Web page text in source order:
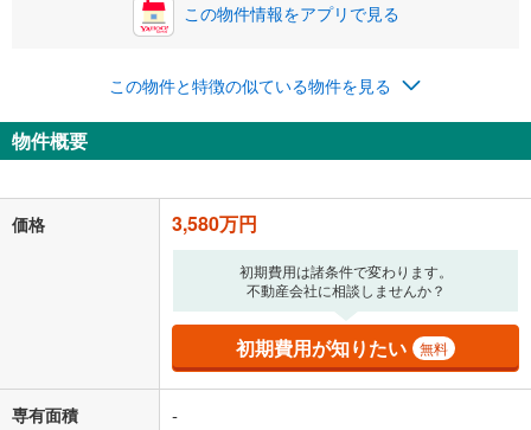
0円
ナス時の増額分（1回分）を入力してください。
ボーナス払いの限度額は金融機関によって異なります。
閉じる
月々の返済額
上、ご自身での入力をお願いいたします。初期設定で自動入力されてい
る値は、実際の金融機関等における貸出金利とは何ら関係がなく、実際
の金融機関等における貸出金利を何ら保証するものではありません。返
済方法「元利均等返済」にて算出しております。入力された金利を35年
適用した場合の計算結果を表示しています。
その他月額費用や、初期費用がかかります。ご注意ください。実際にお
借り入れの際は各金融機関等に、必ずご自身でご確認をお願いいたしま
す。
条件によってお借り入れができないことがあります。
この物件情報をアプリで見る
この物件と特徴の似ている物件を見る
物件概要
価格 3,580万円
初期費用は諸条件で変わります。
不動産会社に相談しませんか？
初期費用が知りたい 無料
専有面積 -